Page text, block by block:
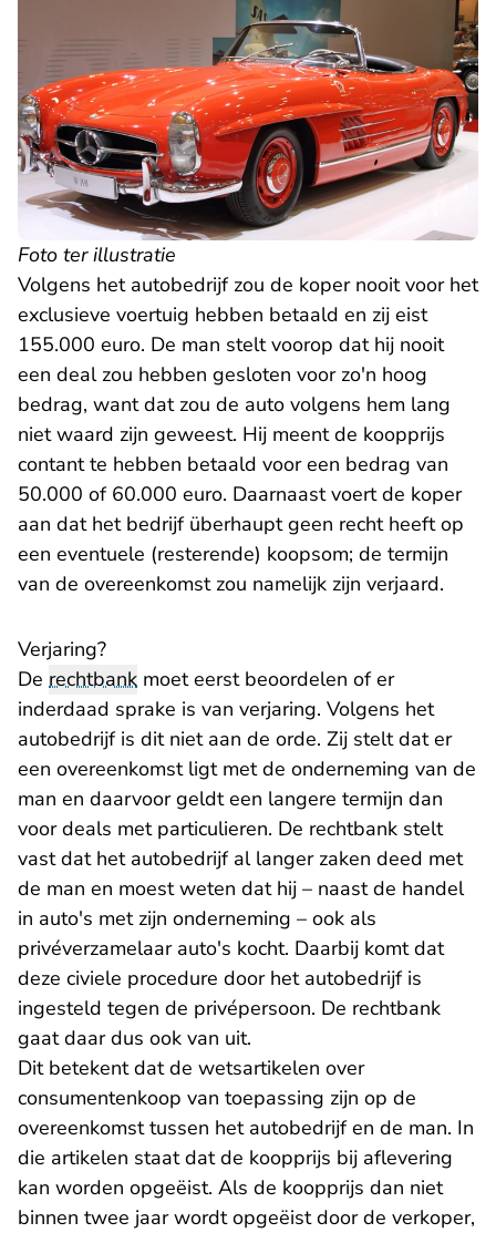
Foto ter illustratie
Volgens het autobedrijf zou de koper nooit voor het
exclusieve voertuig hebben betaald en zij eist
155.000 euro. De man stelt voorop dat hij nooit
een deal zou hebben gesloten voor zo'n hoog
bedrag, want dat zou de auto volgens hem lang
niet waard zijn geweest. Hij meent de koopprijs
contant te hebben betaald voor een bedrag van
50.000 of 60.000 euro. Daarnaast voert de koper
aan dat het bedrijf überhaupt geen recht heeft op
een eventuele (resterende) koopsom; de termijn
van de overeenkomst zou namelijk zijn verjaard.
Verjaring?
De rechtbank moet eerst beoordelen of er
inderdaad sprake is van verjaring. Volgens het
autobedrijf is dit niet aan de orde. Zij stelt dat er
een overeenkomst ligt met de onderneming van de
man en daarvoor geldt een langere termijn dan
voor deals met particulieren. De rechtbank stelt
vast dat het autobedrijf al langer zaken deed met
de man en moest weten dat hij – naast de handel
in auto's met zijn onderneming – ook als
privéverzamelaar auto's kocht. Daarbij komt dat
deze civiele procedure door het autobedrijf is
ingesteld tegen de privépersoon. De rechtbank
gaat daar dus ook van uit.
Dit betekent dat de wetsartikelen over
consumentenkoop van toepassing zijn op de
overeenkomst tussen het autobedrijf en de man. In
die artikelen staat dat de koopprijs bij aflevering
kan worden opgeëist. Als de koopprijs dan niet
binnen twee jaar wordt opgeëist door de verkoper,